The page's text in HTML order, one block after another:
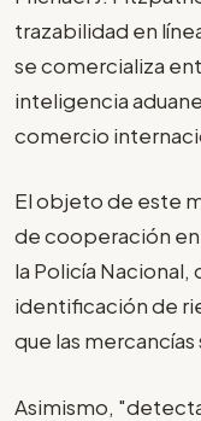
trazabilidad en
se comercializa
inteligencia
comercio
El objeto de este
de cooperación
la Policía
identificación de
que las
Asimismo,